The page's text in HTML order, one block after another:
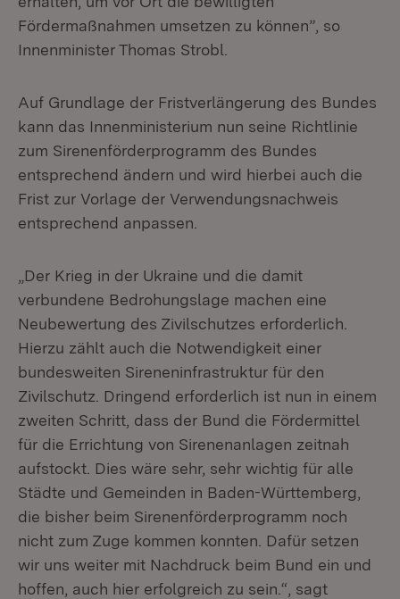
Fördermaßnahmen umsetzen zu können”, so
Innenminister Thomas Strobl.
Auf Grundlage der Fristverlängerung des Bundes
kann das Innenministerium nun seine Richtlinie
zum Sirenenförderprogramm des Bundes
entsprechend ändern und wird hierbei auch die
Frist zur Vorlage der Verwendungsnachweis
entsprechend anpassen.
„Der Krieg in der Ukraine und die damit
verbundene Bedrohungslage machen eine
Neubewertung des Zivilschutzes erforderlich.
Hierzu zählt auch die Notwendigkeit einer
bundesweiten Sireneninfrastruktur für den
Zivilschutz. Dringend erforderlich ist nun in einem
zweiten Schritt, dass der Bund die Fördermittel
für die Errichtung von Sirenenanlagen zeitnah
aufstockt. Dies wäre sehr, sehr wichtig für alle
Städte und Gemeinden in Baden-Württemberg,
die bisher beim Sirenenförderprogramm noch
nicht zum Zuge kommen konnten. Dafür setzen
wir uns weiter mit Nachdruck beim Bund ein und
hoffen, auch hier erfolgreich zu sein.“, sagt